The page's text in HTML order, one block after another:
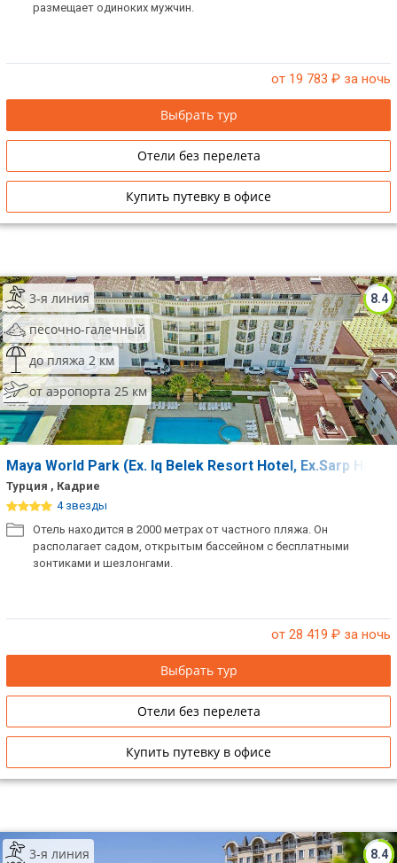
размещает одиноких мужчин.
от 19 783 ₽ за ночь
Выбрать тур
Отели без перелета
Купить путевку в офисе
8.4
3-я линия
песочно-галечный
до пляжа 2 км
от аэропорта 25 км
Maya World Park (Ex. Iq Belek Resort Hotel, Ex.Sarp
Турция , Кадрие
4 звезды
Отель находится в 2000 метрах от частного пляжа. Он
располагает садом, открытым бассейном с бесплатными
зонтиками и шезлонгами.
от 28 419 ₽ за ночь
Выбрать тур
Отели без перелета
Купить путевку в офисе
8.4
3-я линия
Сетевые отели Египта
Сетевые отели Шри Ланки
Сетевые отели Вьетнама
Сетевые отели Бали
Сетевые отели Сейшел
Сетевые отели Маврикия